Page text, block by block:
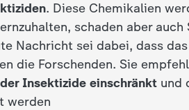
. Diese Chemikalien
schaden aber
Nachricht sei dabei, dass
die Forschenden. Sie
Insektizide einschränkt und
werden